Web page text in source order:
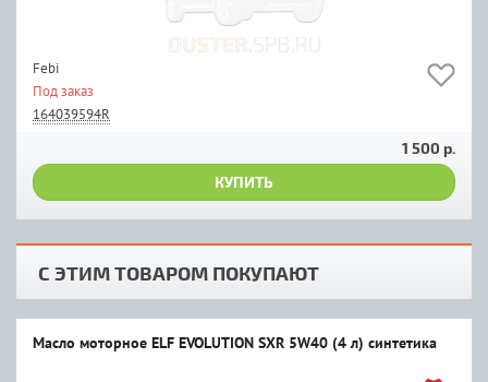
Febi
Под заказ
164039594R
1 500 р.
КУПИТЬ
С ЭТИМ ТОВАРОМ ПОКУПАЮТ
Масло моторное ELF EVOLUTION SXR 5W40 (4 л) синтетика